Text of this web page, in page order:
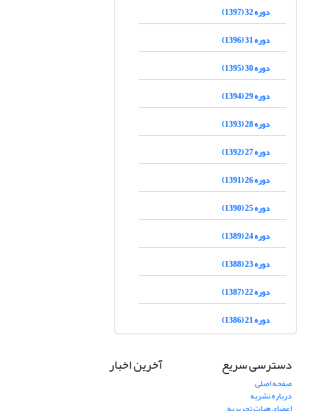
دوره 32 (1397)
دوره 31 (1396)
دوره 30 (1395)
دوره 29 (1394)
دوره 28 (1393)
دوره 27 (1392)
دوره 26 (1391)
دوره 25 (1390)
دوره 24 (1389)
دوره 23 (1388)
دوره 22 (1387)
دوره 21 (1386)
دسترسی سریع
صفحه اصلی
درباره نشریه
آخرین اخبار